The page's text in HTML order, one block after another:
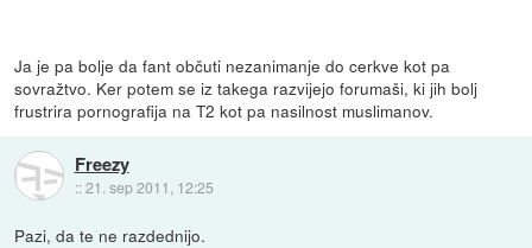
Ja je pa bolje da fant občuti nezanimanje do cerkve kot pa
sovražtvo. Ker potem se iz takega razvijejo forumaši, ki jih bolj
frustrira pornografija na T2 kot pa nasilnost muslimanov.
Freezy
::21. sep 2011, 12:25
Pazi, da te ne razdednijo.